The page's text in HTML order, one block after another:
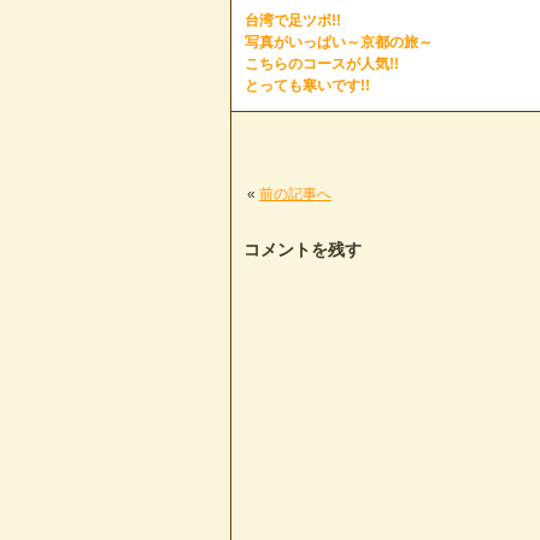
台湾で足ツボ!!
写真がいっぱい～京都の旅～
こちらのコースが人気!!
とっても寒いです!!
« 前の記事へ
コメントを残す